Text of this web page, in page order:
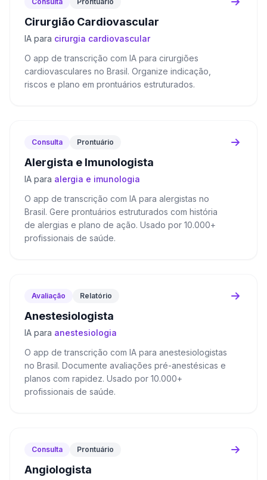
Cirurgião Cardiovascular
IA para cirurgia cardiovascular
O app de transcrição com IA para cirurgiões
cardiovasculares no Brasil. Organize indicação,
riscos e plano em prontuários estruturados.
Consulta Prontuário
Alergista e Imunologista
IA para alergia e imunologia
O app de transcrição com IA para alergistas no
Brasil. Gere prontuários estruturados com história
de alergias e plano de ação. Usado por 10.000+
profissionais de saúde.
Avaliação Relatório
Anestesiologista
IA para anestesiologia
O app de transcrição com IA para anestesiologistas
no Brasil. Documente avaliações pré-anestésicas e
planos com rapidez. Usado por 10.000+
profissionais de saúde.
Consulta Prontuário
Angiologista